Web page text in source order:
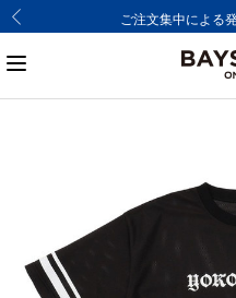
ご注文集中による